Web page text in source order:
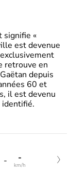
signifie «
est devenue
retrouve en
depuis
60 et
il est devenu
- -
km/h